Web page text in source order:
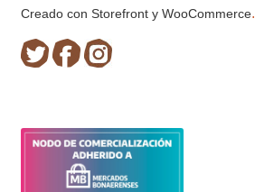
Creado con Storefront y WooCommerce.